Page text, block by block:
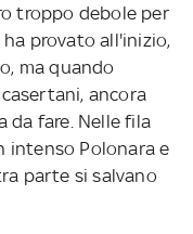
troppo debole per
ha provato all'inizio,
ma quando
ancora
da fare. Nelle fila
intenso Polonara e
parte si salvano